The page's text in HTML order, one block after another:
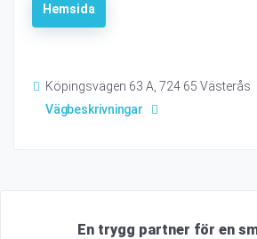
En trygg partner för en
Hemsida
Köpingsvägen 63 A, 724 65 Västerås
Vägbeskrivningar